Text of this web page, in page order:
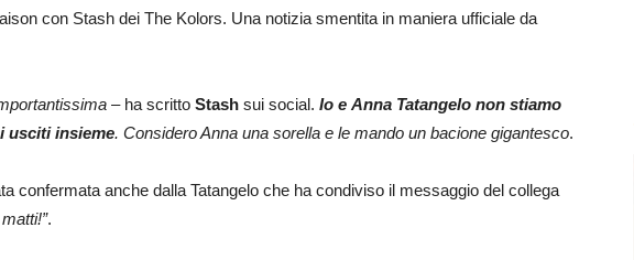
con Stash dei The Kolors. Una notizia smentita in maniera ufficiale da
– ha scritto Stash sui social. Io e Anna Tatangelo non stiamo
usciti insieme. Considero Anna una sorella e le mando un bacione gigantesco.
confermata anche dalla Tatangelo che ha condiviso il messaggio del collega
.